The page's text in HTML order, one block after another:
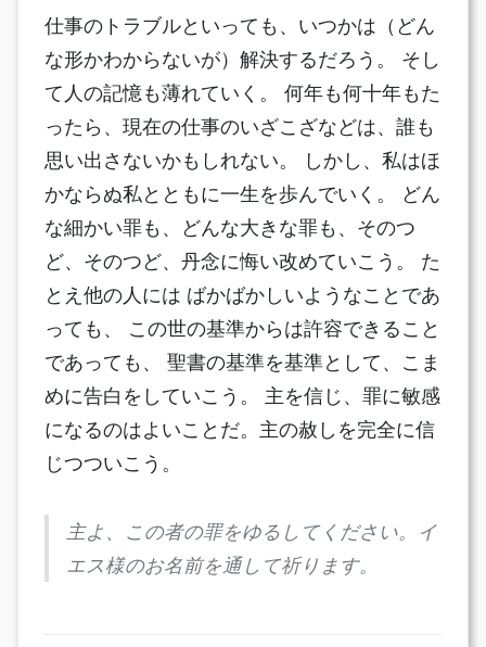
仕事のトラブルといっても、いつかは（どん
な形かわからないが）解決するだろう。 そし
て人の記憶も薄れていく。 何年も何十年もた
ったら、現在の仕事のいざこざなどは、誰も
思い出さないかもしれない。 しかし、私はほ
かならぬ私とともに一生を歩んでいく。 どん
な細かい罪も、どんな大きな罪も、そのつ
ど、そのつど、丹念に悔い改めていこう。 た
とえ他の人には ばかばかしいようなことであ
っても、 この世の基準からは許容できること
であっても、 聖書の基準を基準として、こま
めに告白をしていこう。 主を信じ、罪に敏感
になるのはよいことだ。主の赦しを完全に信
じつついこう。
主よ、この者の罪をゆるしてください。イ
エス様のお名前を通して祈ります。